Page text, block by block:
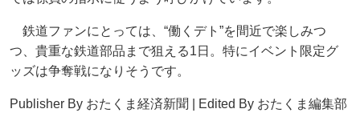
鉄道ファンにとっては、“働くデト”を間近で楽しみつ
つ、貴重な鉄道部品まで狙える1日。特にイベント限定グ
ッズは争奪戦になりそうです。
Publisher By おたくま経済新聞 | Edited By おたくま編集部